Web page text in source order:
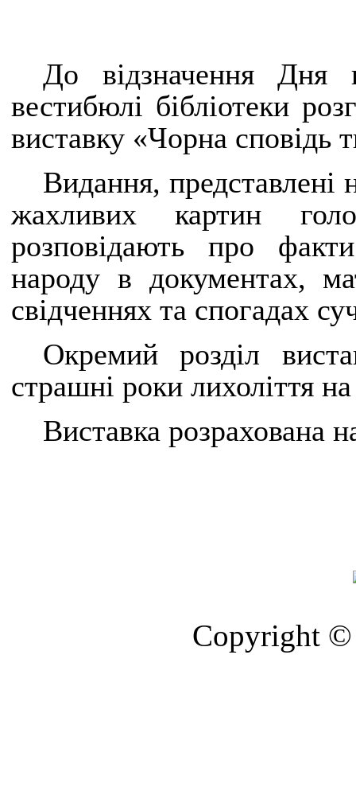
До відзначення Дня
вестибюлі бібліотеки
виставку «Чорна сповідь
Видання, представлені
жахливих картин
розповідають про
народу в документах,
свідченнях та спогадах
Окремий розділ
страшні роки лихоліття
Виставка розрахована
Copyright ©